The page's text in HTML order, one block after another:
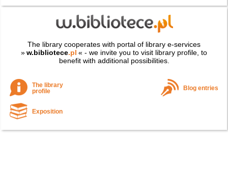
The library cooperates with portal of library e-services
»w.bibliotece.pl « - we invite you to visit library profile, to
benefit with additional possibilities.
The library
profile
Blog entries
Exposition